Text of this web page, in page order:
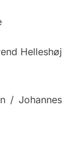
Helleshøj
/ Johannes